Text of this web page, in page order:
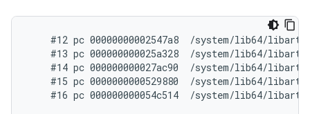
#12 pc 00000000002547a8  /system/lib64/
#13 pc 000000000025a328  /system/lib64/
#14 pc 000000000027ac90  /system/lib64/
#15 pc 0000000000529880  /system/lib64/